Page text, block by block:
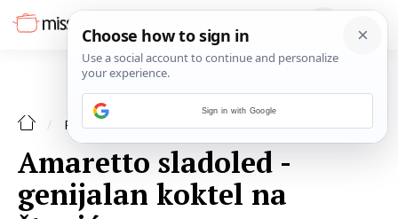
RECEPTI DESERT
Amaretto sladoled -
genijalan koktel na
Sign in with Google